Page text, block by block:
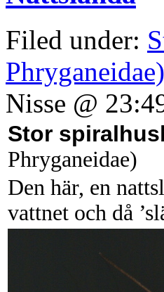
Filed under:
Phryganeidae)
Nisse @
Stor
Phryganeidae)
Den här, en
vattnet och då